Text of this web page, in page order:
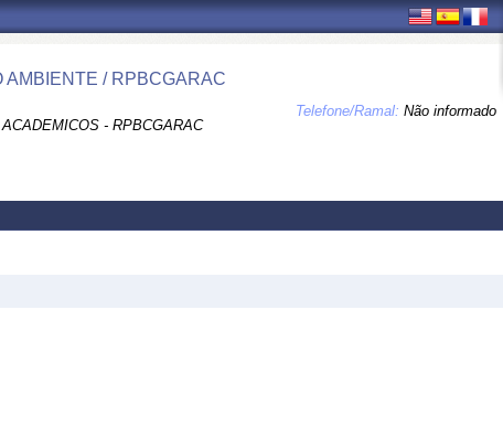
AMBIENTE / RPBCGARAC
- RPBCGARAC
Telefone/Ramal: Não informado